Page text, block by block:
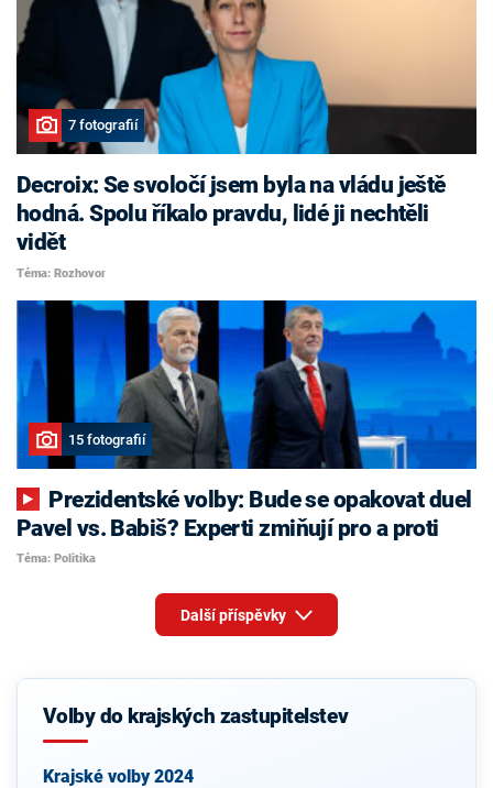
7 fotografií
Decroix: Se svoločí jsem byla na vládu ještě
hodná. Spolu říkalo pravdu, lidé ji nechtěli
vidět
Téma: Rozhovor
15 fotografií
Pavel vs. Babiš? Experti zmiňují pro a proti
Téma: Politika
Další příspěvky
Volby do krajských zastupitelstev
Krajské volby 2024